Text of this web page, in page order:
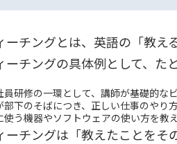
ーチングとは、英語の「教え
ーチングの具体例として、た
員研修の一環として、講師が基礎的な
部下のそばにつき、正しい仕事のやり
使う機器やソフトウェアの使い方を教
ーチングは「教えたことをそ